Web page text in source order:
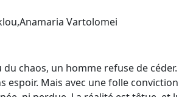
Vartolomei
du chaos, un homme refuse de
Mais avec une folle